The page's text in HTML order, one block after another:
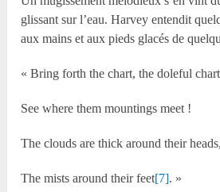
glissant sur l’eau. Harvey entendit
aux mains et aux pieds glacés de
« Bring forth the chart, the doleful
See where them mountings meet !
The clouds are thick around their heads,
The mists around their feet[7]. »